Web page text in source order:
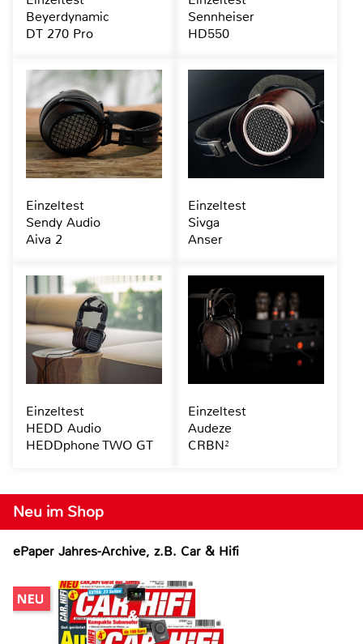
Neu im Shop
ePaper Jahres-Archive, z.B. Car & Hifi
Beyerdynamic
DT 270 Pro
Sennheiser
HD550
Einzeltest
Sendy Audio
Aiva 2
Einzeltest
Sivga
Anser
Einzeltest
HEDD Audio
HEDDphone TWO GT
Einzeltest
Audeze
CRBN²